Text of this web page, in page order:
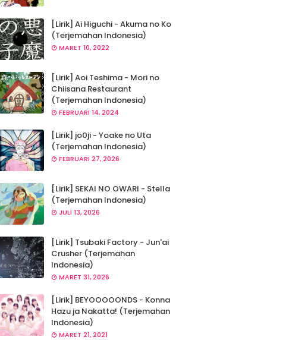
[Lirik] Ai Higuchi - Akuma no Ko
(Terjemahan Indonesia)
MARET 10, 2022
[Lirik] Aoi Teshima - Mori no
Chiisana Restaurant
(Terjemahan Indonesia)
FEBRUARI 14, 2024
[Lirik] jo0ji - Yoake no Uta
(Terjemahan Indonesia)
FEBRUARI 27, 2026
[Lirik] SEKAI NO OWARI - Stella
(Terjemahan Indonesia)
JULI 13, 2026
[Lirik] Tsubaki Factory - Jun'ai
Crusher (Terjemahan
Indonesia)
MARET 31, 2026
[Lirik] BEYOOOOONDS - Konna
Hazu ja Nakatta! (Terjemahan
Indonesia)
MARET 21, 2021